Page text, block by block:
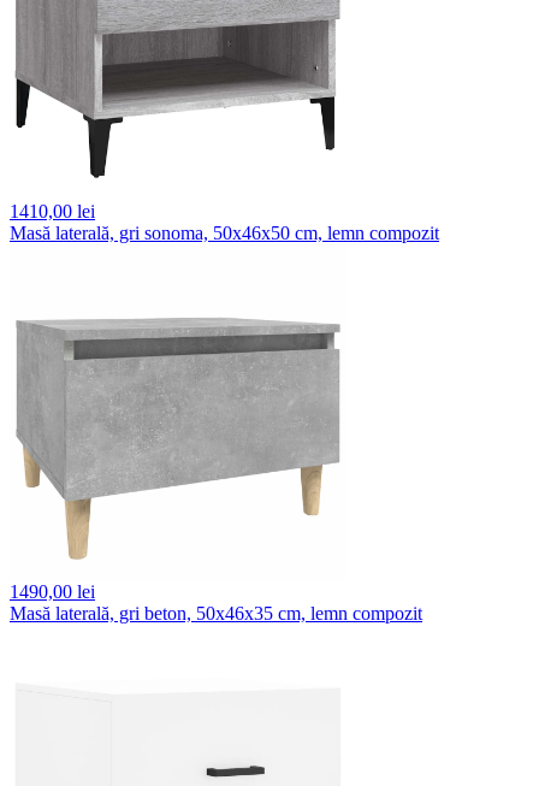
1410,00 lei
Masă laterală, gri sonoma, 50x46x50 cm, lemn compozit
1490,00 lei
Masă laterală, gri beton, 50x46x35 cm, lemn compozit